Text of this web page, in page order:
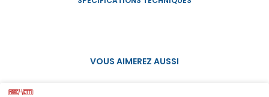
VOUS AIMEREZ AUSSI